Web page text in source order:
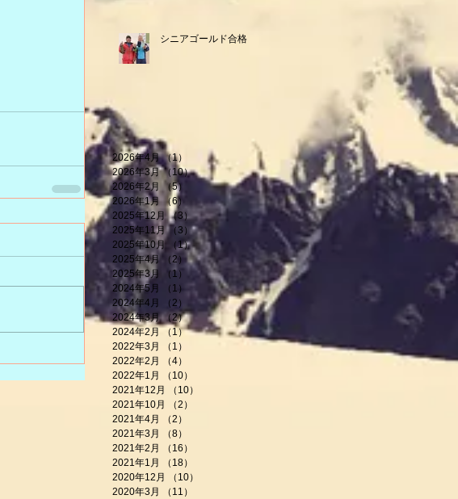
シニアゴールド合格
2026年4月 （1）
1件の記事
2026年3月 （10）10件の記事
2026年2月 （5）
5件の記事
2026年1月
（6）
6件の記事
2025年12月 （3） 3件の記事
2025年11月 （3）3件の記事
2025年10月
（1）1件の記事
2025年4月 （2） 2件の記事
2025年3月
（1） 1件の記事
2024年5月
（1）
1件の記事
2024年4月
（2）
2件の記事
2024年3月 （2）2件の記事
2024年2月 （1）1件の記事
2022年3月
（1）
2022年2月
（4）
2022年1月
（10）
2021年12月
（10）
2021年10月
（2）
2021年4月
（2）
2021年3月
（8）
2021年2月
（16）
2021年1月
（18）
2020年12月
（10）
2020年3月
（11）